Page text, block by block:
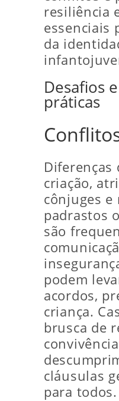
resiliência
essenciais
da
Desafios
práticas
Diferenças
criação,
cônjuges e
padrastos
são
podem
acordos,
criança.
brusca de
cláusulas
para todos.